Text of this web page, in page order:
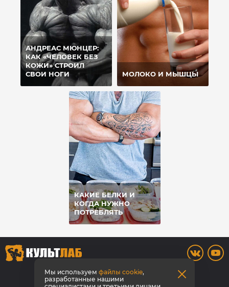
АНДРЕАС МЮНЦЕР:
КАК «ЧЕЛОВЕК БЕЗ
КОЖИ» СТРОИЛ
СВОИ НОГИ
МОЛОКО И МЫШЦЫ
КАКИЕ БЕЛКИ И
КОГДА НУЖНО
ПОТРЕБЛЯТЬ
8 (909) 543-97-76
Мы используемфайлы cookie,
разработанные нашими